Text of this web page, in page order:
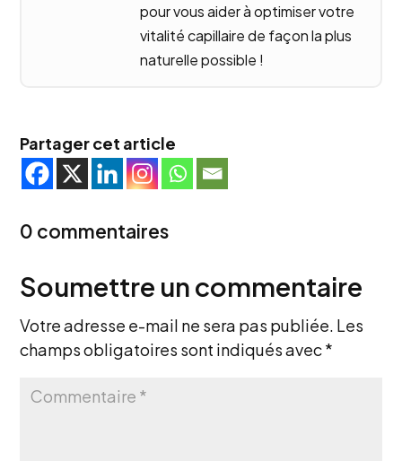
pour vous aider à optimiser votre
vitalité capillaire de façon la plus
naturelle possible !
Partager cet article
0 commentaires
Soumettre un commentaire
Votre adresse e-mail ne sera pas publiée. Les
champs obligatoires sont indiqués avec*